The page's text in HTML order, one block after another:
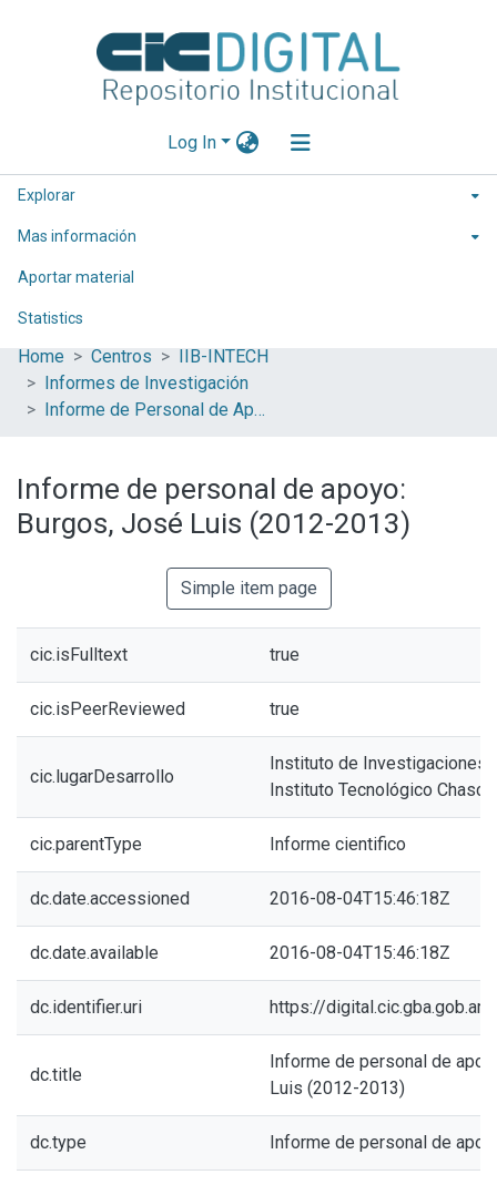
Log In
Explorar
Mas información
Aportar material
Statistics
Home Centros
IIB-INTECH
Informes de Investigación
Informe de Personal de Apoyo
Informe de personal de apoyo:
Burgos, José Luis (2012-2013)
Simple item page
cic.isFulltext true
cic.isPeerReviewed true
cic.lugarDesarrollo
Instituto de Investigaciones
Instituto Tecnológico
cic.parentType Informe cientifico
dc.date.accessioned 2016-08-04T15:46:18Z
dc.date.available 2016-08-04T15:46:18Z
dc.identifier.uri https://
dc.title
Informe de personal de
Luis (2012-2013)
dc.type Informe de personal de